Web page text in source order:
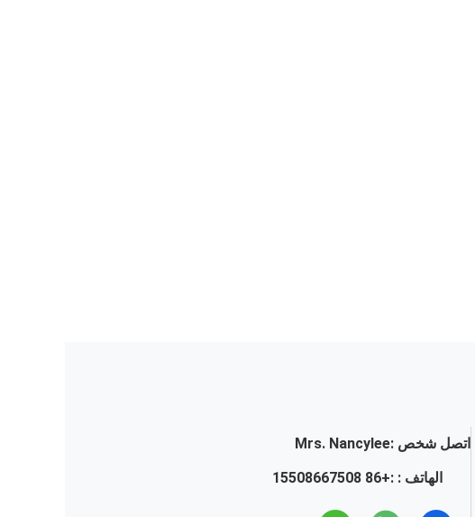
اتصل شخص :Mrs. Nancylee
الهاتف : :+86 15508667508